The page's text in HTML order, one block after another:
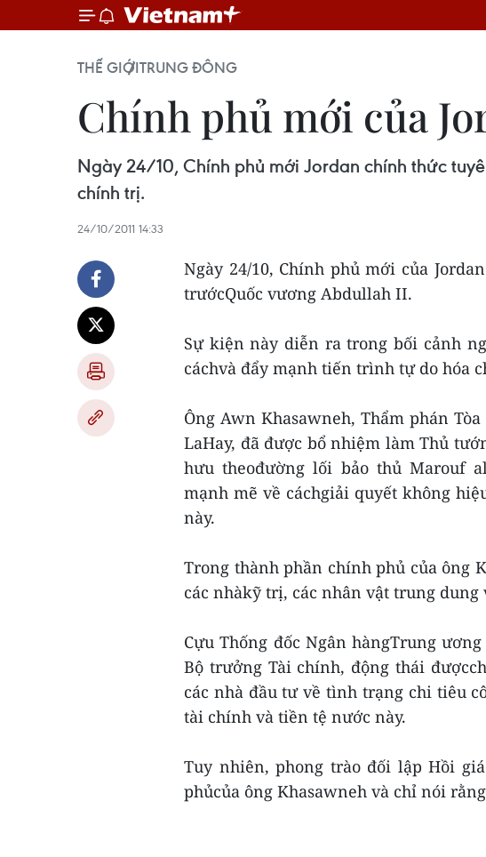
THẾ GIỚITRUNG ĐÔNG
Chính phủ mới của
Ngày 24/10, Chính phủ mới Jordan chính thức
chính trị.
24/10/2011 14:33
Ngày 24/10, Chính phủ mới của
trướcQuốc vương Abdullah II.
Sự kiện này diễn ra trong bối cảnh
cáchvà đẩy mạnh tiến trình tự do hóa
Ông Awn Khasawneh, Thẩm phán
LaHay, đã được bổ nhiệm làm Thủ
hưu theođường lối bảo thủ Marouf
mạnh mẽ về cáchgiải quyết không
này.
Trong thành phần chính phủ của ông
các nhàkỹ trị, các nhân vật trung dung
Cựu Thống đốc Ngân hàngTrung
Bộ trưởng Tài chính, động thái
các nhà đầu tư về tình trạng chi tiêu
tài chính và tiền tệ nước này.
Tuy nhiên, phong trào đối lập Hồi
phủcủa ông Khasawneh và chỉ nói